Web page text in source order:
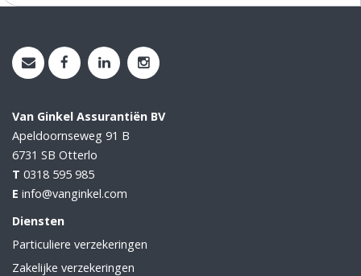
Van Ginkel Assurantiën BV
Apeldoornseweg 91 B
6731 SB Otterlo
T 0318 595 985
E info@vanginkel.com
Diensten
Particuliere verzekeringen
Zakelijke verzekeringen